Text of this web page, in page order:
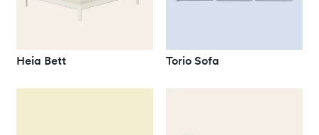
Heia Bett Torio Sofa